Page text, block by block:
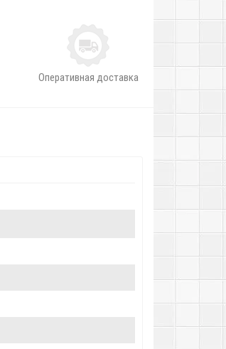
Оперативная доставка